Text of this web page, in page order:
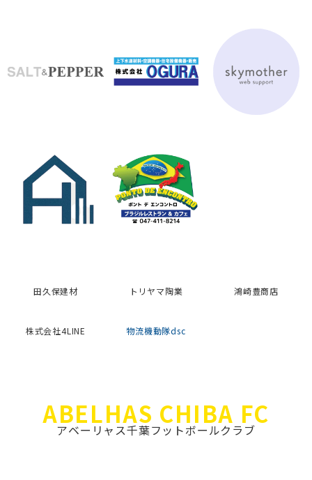
田久保建材 トリヤマ陶業 鴻崎豊商店
株式会社4LINE 物流機動隊dsc
ABELHAS CHIBA FC
アベーリャス千葉フットボールクラブ